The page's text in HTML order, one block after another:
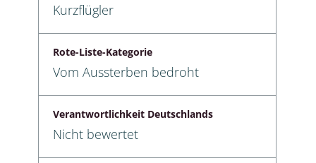
Kurzflügler
Rote-Liste-Kategorie
Vom Aussterben bedroht
Verantwortlichkeit Deutschlands
Nicht bewertet